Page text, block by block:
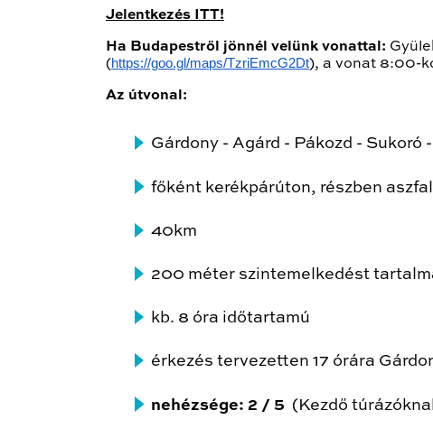
Jelentkezés ITT!
Ha Budapestről jönnél velünk vonattal:
(https://goo.gl/maps/TzriEmcG2Dt), a vonat 8:00-
Az útvonal:
Gárdony - Agárd - Pákozd - Sukoró
főként kerékpárúton, részben
40km
200 méter szintemelkedést
kb. 8 óra időtartamú
érkezés tervezetten 17 órára
nehézsége: 2 / 5 (Kezdő